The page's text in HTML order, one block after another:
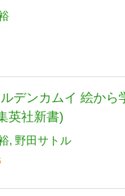
デンカムイ 絵から
英社新書)
野田サトル